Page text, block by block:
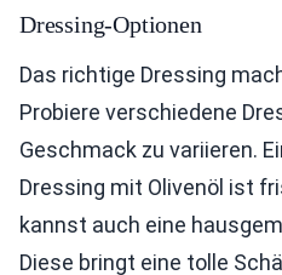
Dressing-Optionen
Das richtige Dressing
Probiere verschiedene
Geschmack zu variieren.
Dressing mit Olivenöl ist
kannst auch eine
Diese bringt eine tolle